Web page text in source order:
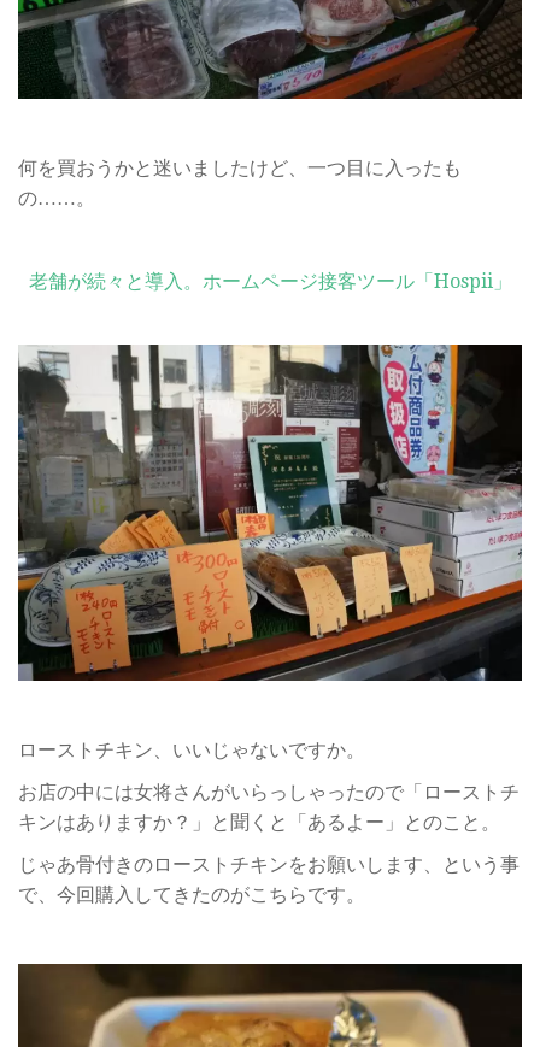
何を買おうかと迷いましたけど、一つ目に入ったも
の……。
老舗が続々と導入。ホームページ接客ツール「Hospii」
ローストチキン、いいじゃないですか。
お店の中には女将さんがいらっしゃったので「ローストチ
キンはありますか？」と聞くと「あるよー」とのこと。
じゃあ骨付きのローストチキンをお願いします、という事
で、今回購入してきたのがこちらです。